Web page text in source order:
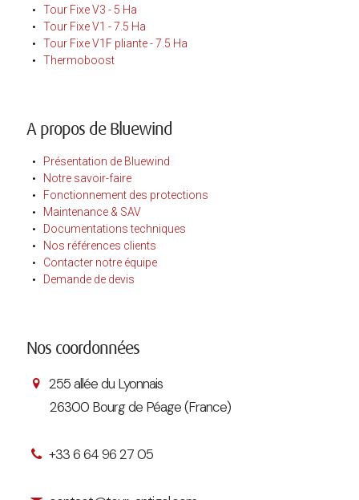
Tour Fixe V3 - 5 Ha
Tour Fixe V1 - 7.5 Ha
Tour Fixe V1F pliante - 7.5 Ha
Thermoboost
A propos de Bluewind
Présentation de Bluewind
Notre savoir-faire
Fonctionnement des protections
Maintenance & SAV
Documentations techniques
Nos références clients
Contacter notre équipe
Demande de devis
Nos coordonnées
255 allée du Lyonnais
26300 Bourg de Péage (France)
+33 6 64 96 27 05